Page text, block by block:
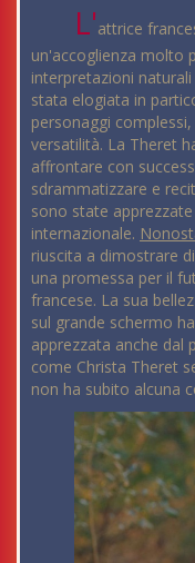
L'attrice
un'accoglienza molto
interpretazioni
stata elogiata in
personaggi
versatilità. La Theret
affrontare con
sdrammatizzare e
sono state
internazionale.
riuscita a dimostrare
una promessa per il
francese. La sua
sul grande schermo
apprezzata anche dal
come Christa Theret
non ha subito alcuna